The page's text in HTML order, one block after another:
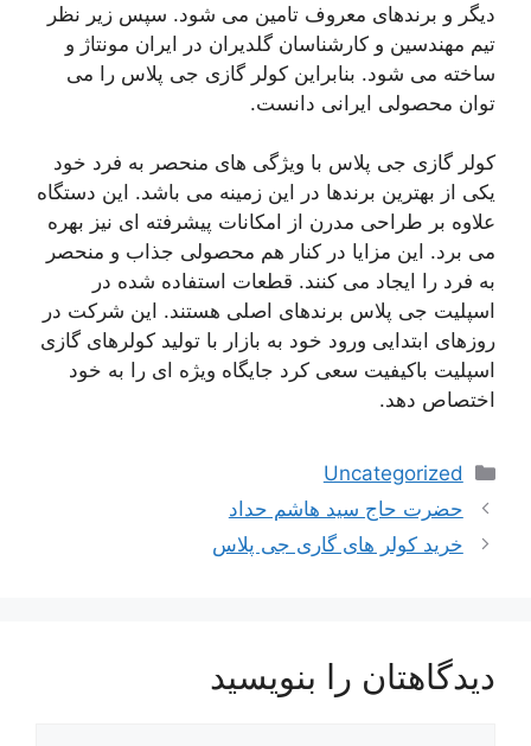
دیگر و برندهای معروف تامین می شود. سپس زیر نظر
تیم مهندسین و کارشناسان گلدیران در ایران مونتاژ و
ساخته می شود. بنابراین کولر گازی جی پلاس را می
توان محصولی ایرانی دانست.
کولر گازی جی پلاس با ویژگی های منحصر به فرد خود
یکی از بهترین برندها در این زمینه می باشد. این دستگاه
علاوه بر طراحی مدرن از امکانات پیشرفته ای نیز بهره
می برد. این مزایا در کنار هم محصولی جذاب و منحصر
به فرد را ایجاد می کنند. قطعات استفاده شده در
اسپلیت جی پلاس برندهای اصلی هستند. این شرکت در
روزهای ابتدایی ورود خود به بازار با تولید کولرهای گازی
اسپلیت باکیفیت سعی کرد جایگاه ویژه ای را به خود
اختصاص دهد.
دسته‌ها
Uncategorized
ناوبری
نوشته‌ها
حضرت حاج سید هاشم حداد
خرید کولر های گاری جی پلاس
دیدگاهتان را بنویسید